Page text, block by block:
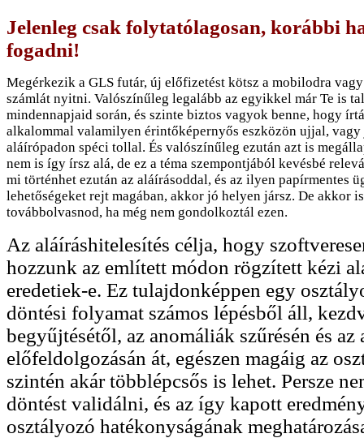
Jelenleg csak folytatólagosan, korábbi
fogadni!
Megérkezik a GLS futár, új előfizetést kötsz a mobilodra
számlát nyitni. Valószínűleg legalább az egyikkel már Te is
mindennapjaid során, és szinte biztos vagyok benne, hogy
alkalommal valamilyen érintőképernyős eszközön ujjal, vagy
aláírópadon spéci tollal. És valószínűleg ezután azt is
nem is így írsz alá, de ez a téma szempontjából kevésbé
mi történhet ezután az aláírásoddal, és az ilyen papírmentes
lehetőségeket rejt magában, akkor jó helyen jársz. De akkor
továbbolvasnod, ha még nem gondolkoztál ezen.
Az aláíráshitelesítés célja, hogy
hozzunk az említett módon rögzített kézi
eredetiek-e. Ez tulajdonképpen egy
döntési folyamat számos lépésből áll,
begyűjtésétől, az anomáliák szűrésén és az
előfeldolgozásán át, egészen magáig az
szintén akár többlépcsős is lehet. Persze
döntést validálni, és az így kapott
osztályozó hatékonyságának